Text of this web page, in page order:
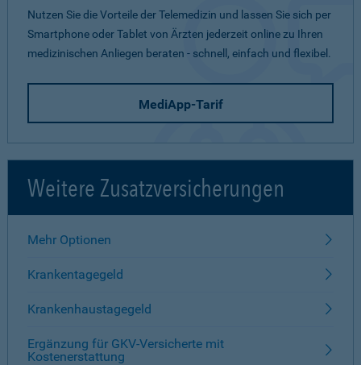
Nutzen Sie die Vorteile der Telemedizin und lassen Sie sich per
Smartphone oder Tablet von Ärzten jederzeit online zu Ihren
medizinischen Anliegen beraten - schnell, einfach und flexibel.
MediApp-Tarif
Weitere Zusatzversicherungen
Mehr Optionen
Krankentagegeld
Krankenhaustagegeld
Ergänzung für GKV-Versicherte mit
Kostenerstattung